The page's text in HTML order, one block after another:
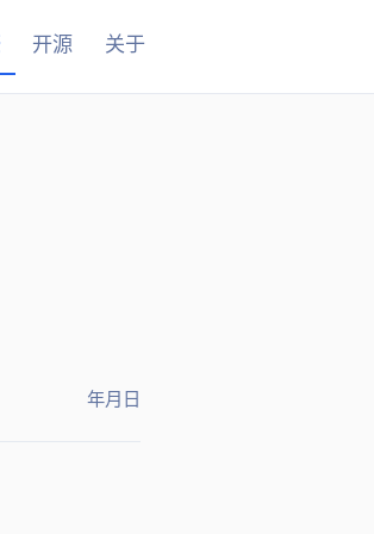
开源 关于
2016年8月16日